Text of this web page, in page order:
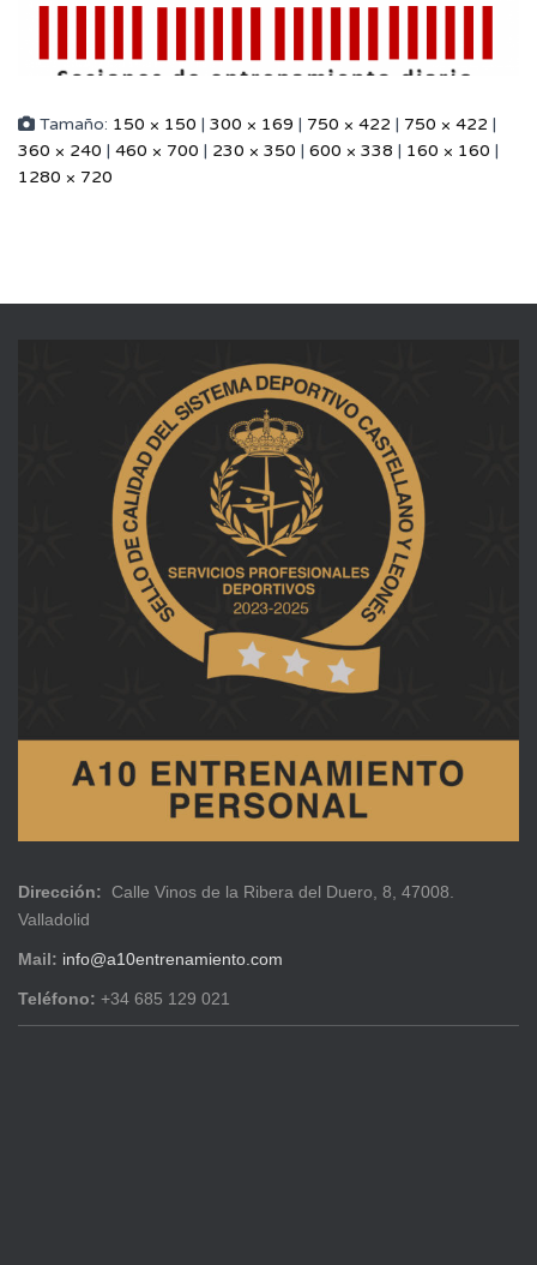
Tamaño: 150 × 150 | 300 × 169 | 750 × 422 | 750 × 422 |
360 × 240 | 460 × 700 | 230 × 350 | 600 × 338 | 160 × 160 |
1280 × 720
Dirección: Calle Vinos de la Ribera del Duero, 8, 47008.
Valladolid
Mail: info@a10entrenamiento.com
Teléfono: +34 685 129 021